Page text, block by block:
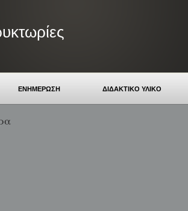
ΕΝΗΜΕΡΩΣΗ ΔΙΔΑΚΤΙΚΟ ΥΛΙΚΟ